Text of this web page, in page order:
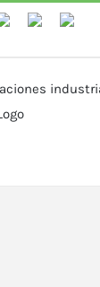
InstagramYouTube